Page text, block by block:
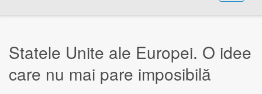
Statele Unite ale Europei. O idee
care nu mai pare imposibilă